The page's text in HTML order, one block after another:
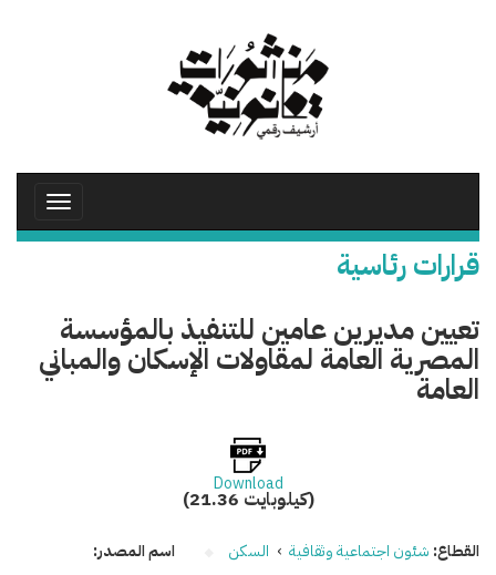
Toggle
قرارات رئاسية
تعيين مديرين عامين للتنفيذ بالمؤسسة
المصرية العامة لمقاولات الإسكان والمباني
العامة
Download
(21.36 كيلوبايت)
القطاع: شئون اجتماعية وثقافية › السكن
اسم المصدر: